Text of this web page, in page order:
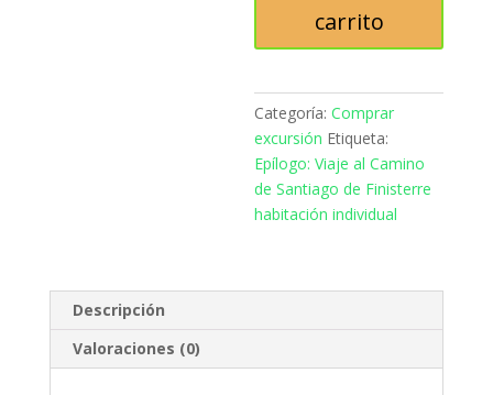
Santiago
habitación
individual
cantidad
carrito
Categoría:Comprar
excursión Etiqueta:
Epílogo: Viaje al Camino
de Santiago de Finisterre
habitación individual
Descripción
Valoraciones (0)